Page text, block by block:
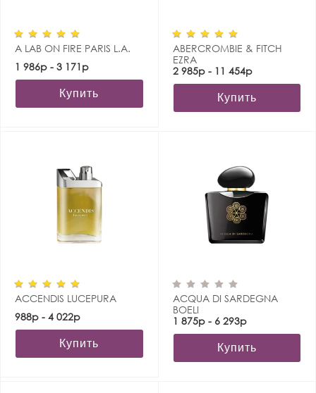
A LAB ON FIRE PARIS L.A.
1 986р - 3 171р
Купить
ABERCROMBIE & FITCH
EZRA
2 985р - 11 454р
Купить
ACCENDIS LUCEPURA
988р - 4 022р
Купить
ACQUA DI SARDEGNA
BOELI
1 875р - 6 293р
Купить